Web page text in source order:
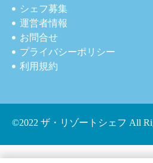
シェフ募集
運営者情報
お問合せ
プライバシーポリシー
利用規約
©2022 ザ・リゾートシェフ All